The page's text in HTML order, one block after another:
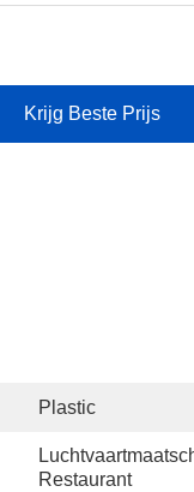
Krijg Beste Prijs
Plastic
Restaurant